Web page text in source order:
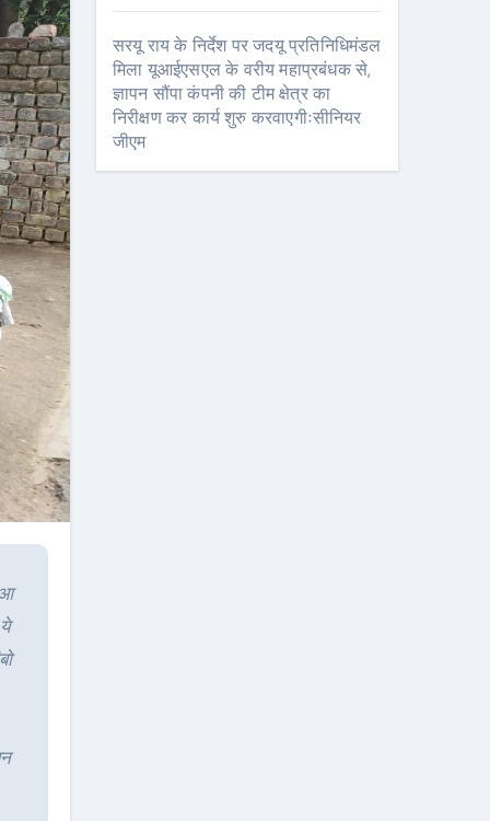
सरयू राय के निर्देश पर जदयू प्रतिनिधिमंडल
मिला यूआईएसएल के वरीय महाप्रबंधक से,
ज्ञापन सौंपा कंपनी की टीम क्षेत्र का
निरीक्षण कर कार्य शुरु करवाएगीःसीनियर
जीएम